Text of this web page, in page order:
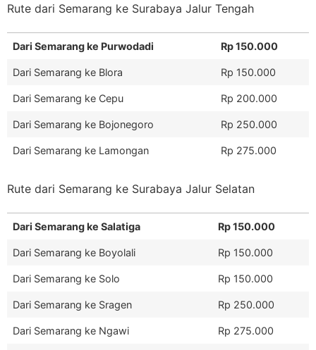
Rute dari Semarang ke Surabaya Jalur Tengah
Dari Semarang ke Purwodadi Rp 150.000
Dari Semarang ke Blora Rp 150.000
Dari Semarang ke Cepu Rp 200.000
Dari Semarang ke Bojonegoro Rp 250.000
Dari Semarang ke Lamongan Rp 275.000
Rute dari Semarang ke Surabaya Jalur Selatan
Dari Semarang ke Salatiga Rp 150.000
Dari Semarang ke Boyolali Rp 150.000
Dari Semarang ke Solo Rp 150.000
Dari Semarang ke Sragen Rp 250.000
Dari Semarang ke Ngawi Rp 275.000